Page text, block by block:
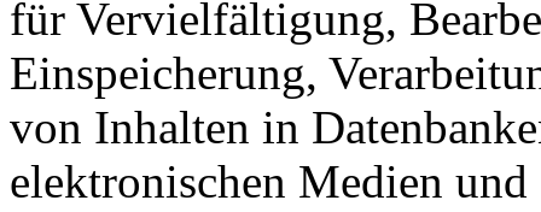
für Vervielfältigung,
Einspeicherung,
von Inhalten in
elektronischen Medien